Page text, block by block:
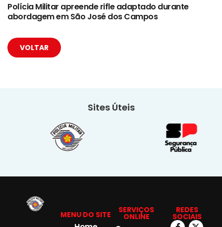
Polícia Militar apreende rifle adaptado durante
abordagem em São José dos Campos
VOLTAR
Sites Úteis
MENU DO SITE SERVIÇOS
ONLINE
REDES
SOCIAIS